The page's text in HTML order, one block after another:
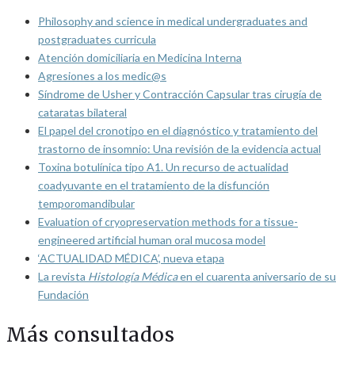
Philosophy and science in medical undergraduates and
postgraduates curricula
Atención domiciliaria en Medicina Interna
Agresiones a los medic@s
Síndrome de Usher y Contracción Capsular tras cirugía de
cataratas bilateral
El papel del cronotipo en el diagnóstico y tratamiento del
trastorno de insomnio: Una revisión de la evidencia actual
Toxina botulínica tipo A1. Un recurso de actualidad
coadyuvante en el tratamiento de la disfunción
temporomandibular
Evaluation of cryopreservation methods for a tissue-
engineered artificial human oral mucosa model
‘ACTUALIDAD MÉDICA’, nueva etapa
La revista Histología Médicaen el cuarenta aniversario de su
Fundación
Más consultados